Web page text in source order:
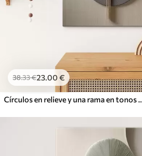
38.33€23.00 €
Círculos en relieve y una